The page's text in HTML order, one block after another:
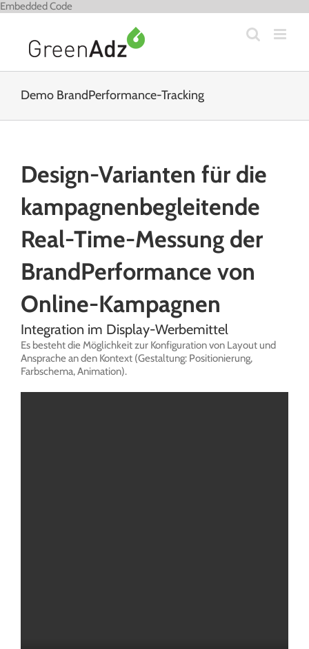
Embedded Code
Demo BrandPerformance-Tracking
Design-Varianten für die
kampagnenbegleitende
Real-Time-Messung der
BrandPerformance von
Online-Kampagnen
Integration im Display-Werbemittel
Es besteht die Möglichkeit zur Konfiguration von Layout und
Ansprache an den Kontext (Gestaltung: Positionierung,
Farbschema, Animation).